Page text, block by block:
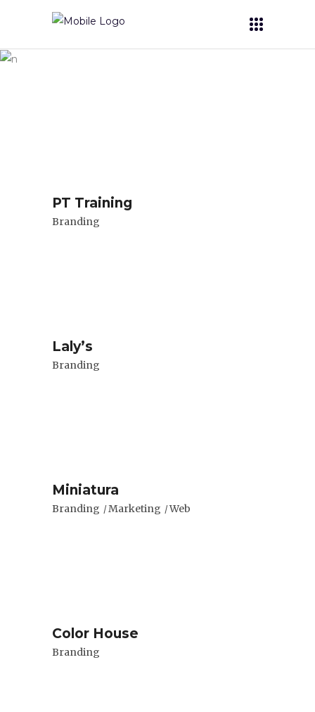
Archive
PT Training
Branding
Laly’s
Branding
Miniatura
Branding Marketing Web
Color House
Branding